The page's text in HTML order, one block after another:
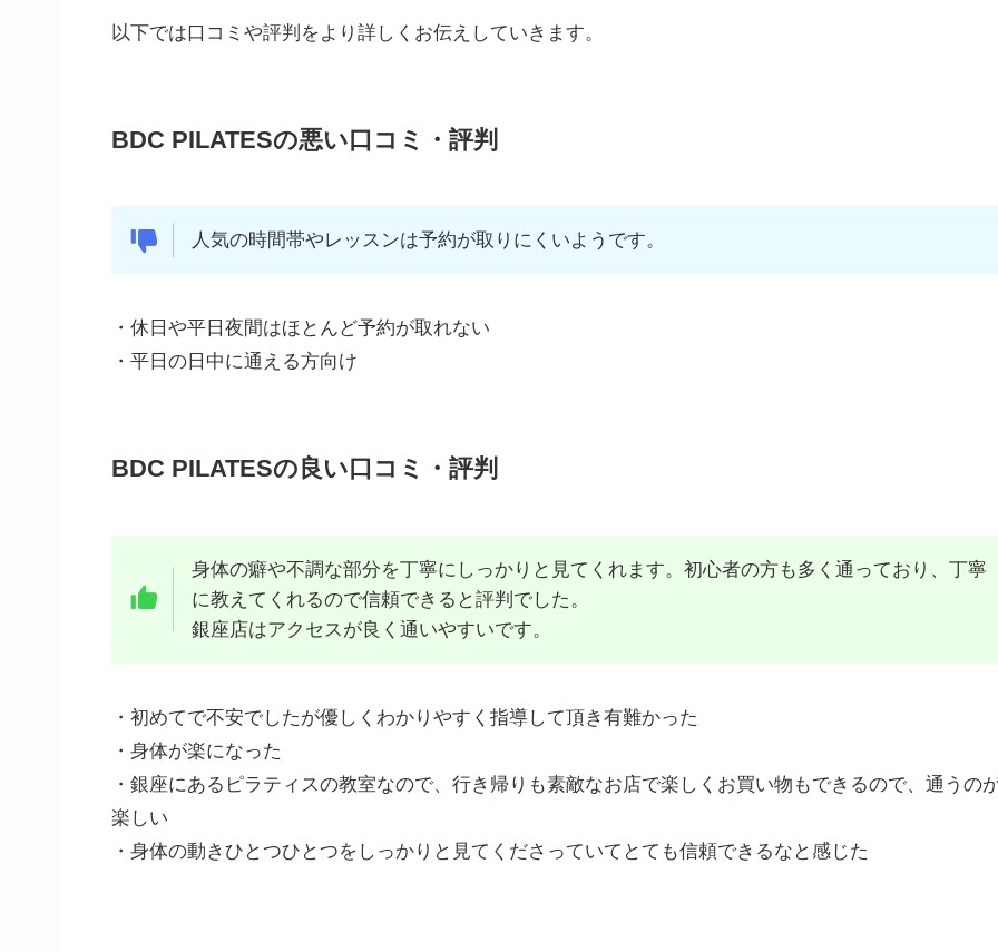
以下では口コミや評判をより詳しくお伝えしていきます。
BDC PILATESの悪い口コミ・評判
人気の時間帯やレッスンは予約が取りにくいようです。
・休日や平日夜間はほとんど予約が取れない
・平日の日中に通える方向け
BDC PILATESの良い口コミ・評判
身体の癖や不調な部分を丁寧にしっかりと見てくれます。初心者の方も多く通っており、丁寧
に教えてくれるので信頼できると評判でした。
銀座店はアクセスが良く通いやすいです。
・初めてで不安でしたが優しくわかりやすく指導して頂き有難かった
・身体が楽になった
・銀座にあるピラティスの教室なので、行き帰りも素敵なお店で楽しくお買い物もできるので、通うの
楽しい
・身体の動きひとつひとつをしっかりと見てくださっていてとても信頼できるなと感じた